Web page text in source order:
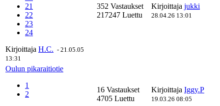
21
22
23
24
Kirjoittaja H.C. - 21.05.05
13:31
352 Vastaukset
217247 Luettu
Kirjoittaja jukki
28.04.26 13:01
Oulun pikaraitiotie
1
2
16 Vastaukset
4705 Luettu
Kirjoittaja Iggy.P
19.03.26 08:05